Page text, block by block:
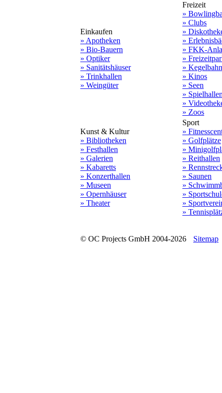
Einkaufen
» Apotheken
» Bio-Bauern
» Optiker
» Sanitätshäuser
» Trinkhallen
» Weingüter
Freizeit
»
» Clubs
»
»
» FKK-
»
»
» Kinos
» Seen
»
»
» Zoos
Kunst & Kultur
» Bibliotheken
» Festhallen
» Galerien
» Kabaretts
» Konzerthallen
» Museen
» Opernhäuser
» Theater
Sport
»
» Golfplätze
»
» Reithallen
»
» Saunen
»
»
»
»
© OC Projects GmbH 2004-2026 Sitemap